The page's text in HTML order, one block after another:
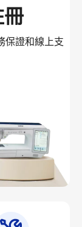
冊
保證和線上支